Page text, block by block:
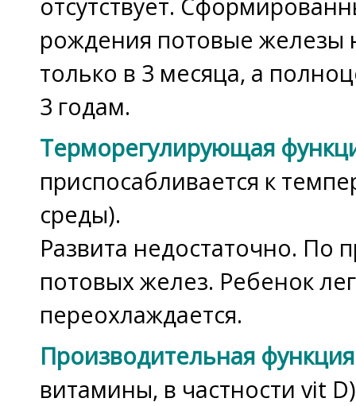
рождения потовые железы
только в 3 месяца, а
3 годам.
Терморегулирующая
приспосабливается к
среды).
Развита недостаточно. По
потовых желез. Ребенок
переохлаждается.
Производительная функция
витамины, в частности vit